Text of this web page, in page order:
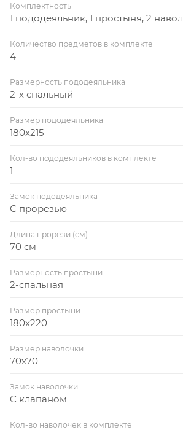
Комплектность
1 пододеяльник, 1 простыня, 2
Количество предметов в комплекте
4
Размерность пододеяльника
2-х спальный
Размер пододеяльника
180x215
Кол-во пододеяльников в комплекте
1
Замок пододеяльника
С прорезью
Длина прорези (см)
70 см
Размерность простыни
2-спальная
Размер простыни
180x220
Размер наволочки
70x70
Замок наволочки
С клапаном
Кол-во наволочек в комплекте